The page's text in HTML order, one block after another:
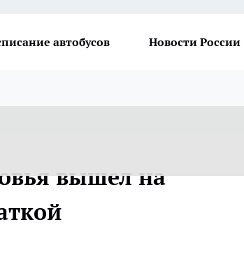
автобусов Новости России
вышел на